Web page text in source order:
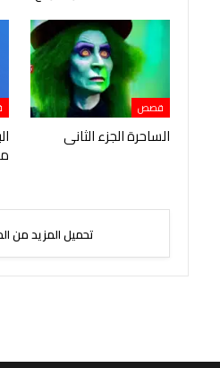
قصص
الساحرة الجزء الثانى
تحميل المزيد من